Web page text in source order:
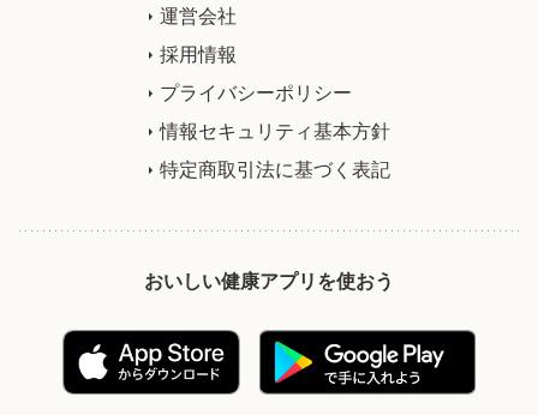
運営会社
採用情報
プライバシーポリシー
情報セキュリティ基本方針
特定商取引法に基づく表記
おいしい健康アプリを使おう